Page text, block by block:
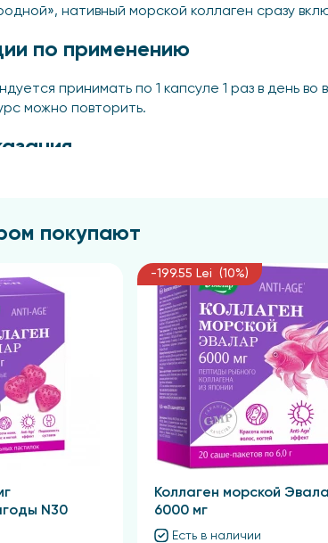
нативный морской коллаген сразу
по применению
принимать по 1 капсуле 1 раз в день
можно повторить.
компонентов,
биологически активной добавки к
оболочка капсулы (пищевая добавка):
экстракт мартинии, экстракт
глюконат меди, холекальциферол.
покупают
N30
-199.55 Lei (10%)
Коллаген морской
6000 мг
Есть в наличии